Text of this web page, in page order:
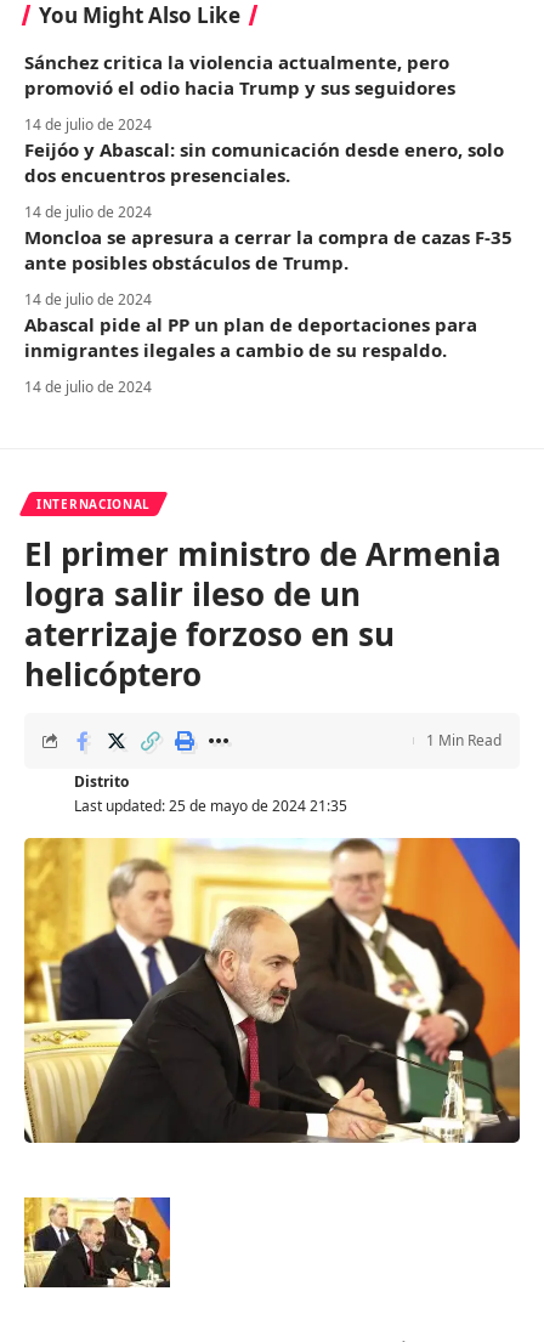
You Might Also Like
Sánchez critica la violencia actualmente, pero
promovió el odio hacia Trump y sus seguidores
14 de julio de 2024
Feijóo y Abascal: sin comunicación desde enero, solo
dos encuentros presenciales.
14 de julio de 2024
Moncloa se apresura a cerrar la compra de cazas F-35
ante posibles obstáculos de Trump.
14 de julio de 2024
Abascal pide al PP un plan de deportaciones para
inmigrantes ilegales a cambio de su respaldo.
14 de julio de 2024
INTERNACIONAL
El primer ministro de Armenia
logra salir ileso de un
aterrizaje forzoso en su
helicóptero
Last updated: 25 de mayo de 2024 21:35
Distrito
1 Min Read